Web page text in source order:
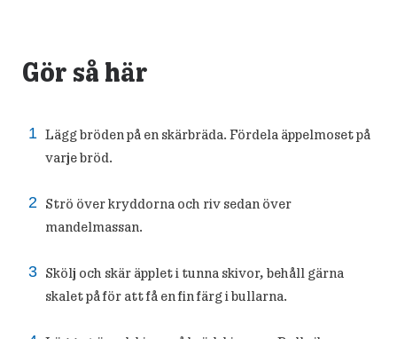
Gör så här
Lägg bröden på en skärbräda. Fördela äppelmoset på
varje bröd.
Strö över kryddorna och riv sedan över
mandelmassan.
Skölj och skär äpplet i tunna skivor, behåll gärna
skalet på för att få en fin färg i bullarna.